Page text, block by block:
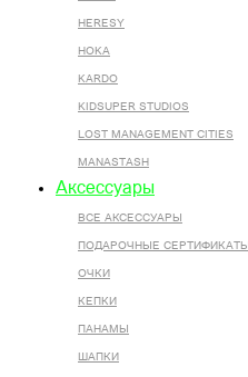
HERESY
HOKA
KARDO
KIDSUPER STUDIOS
LOST MANAGEMENT CITIES
MANASTASH
Аксессуары
ВСЕ AКСЕССУАРЫ
ПОДАРОЧНЫЕ СЕРТИФИКАТЫ
ОЧКИ
КЕПКИ
ПАНАМЫ
ШАПКИ